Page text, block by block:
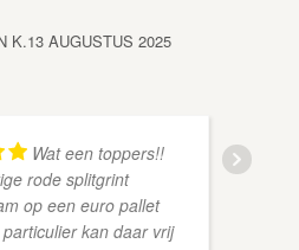
K.13 AUGUSTUS 2025
Wat een toppers!!
rode splitgrint
op een euro pallet
kan daar vrij